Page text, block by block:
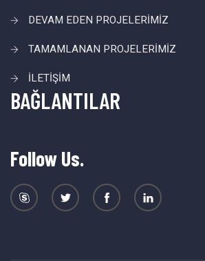
DEVAM EDEN PROJELERİMİZ
TAMAMLANAN PROJELERİMİZ
İLETİŞİM
BAĞLANTILAR
Follow Us.